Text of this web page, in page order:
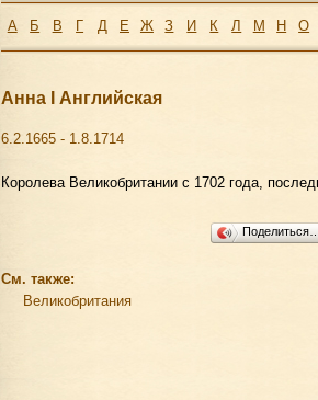
А Б В Г Д Е Ж З И К Л М Н О
Анна I Английская
6.2.1665 - 1.8.1714
Королева Великобритании с 1702 года,
Поделиться…
См. также:
Великобритания